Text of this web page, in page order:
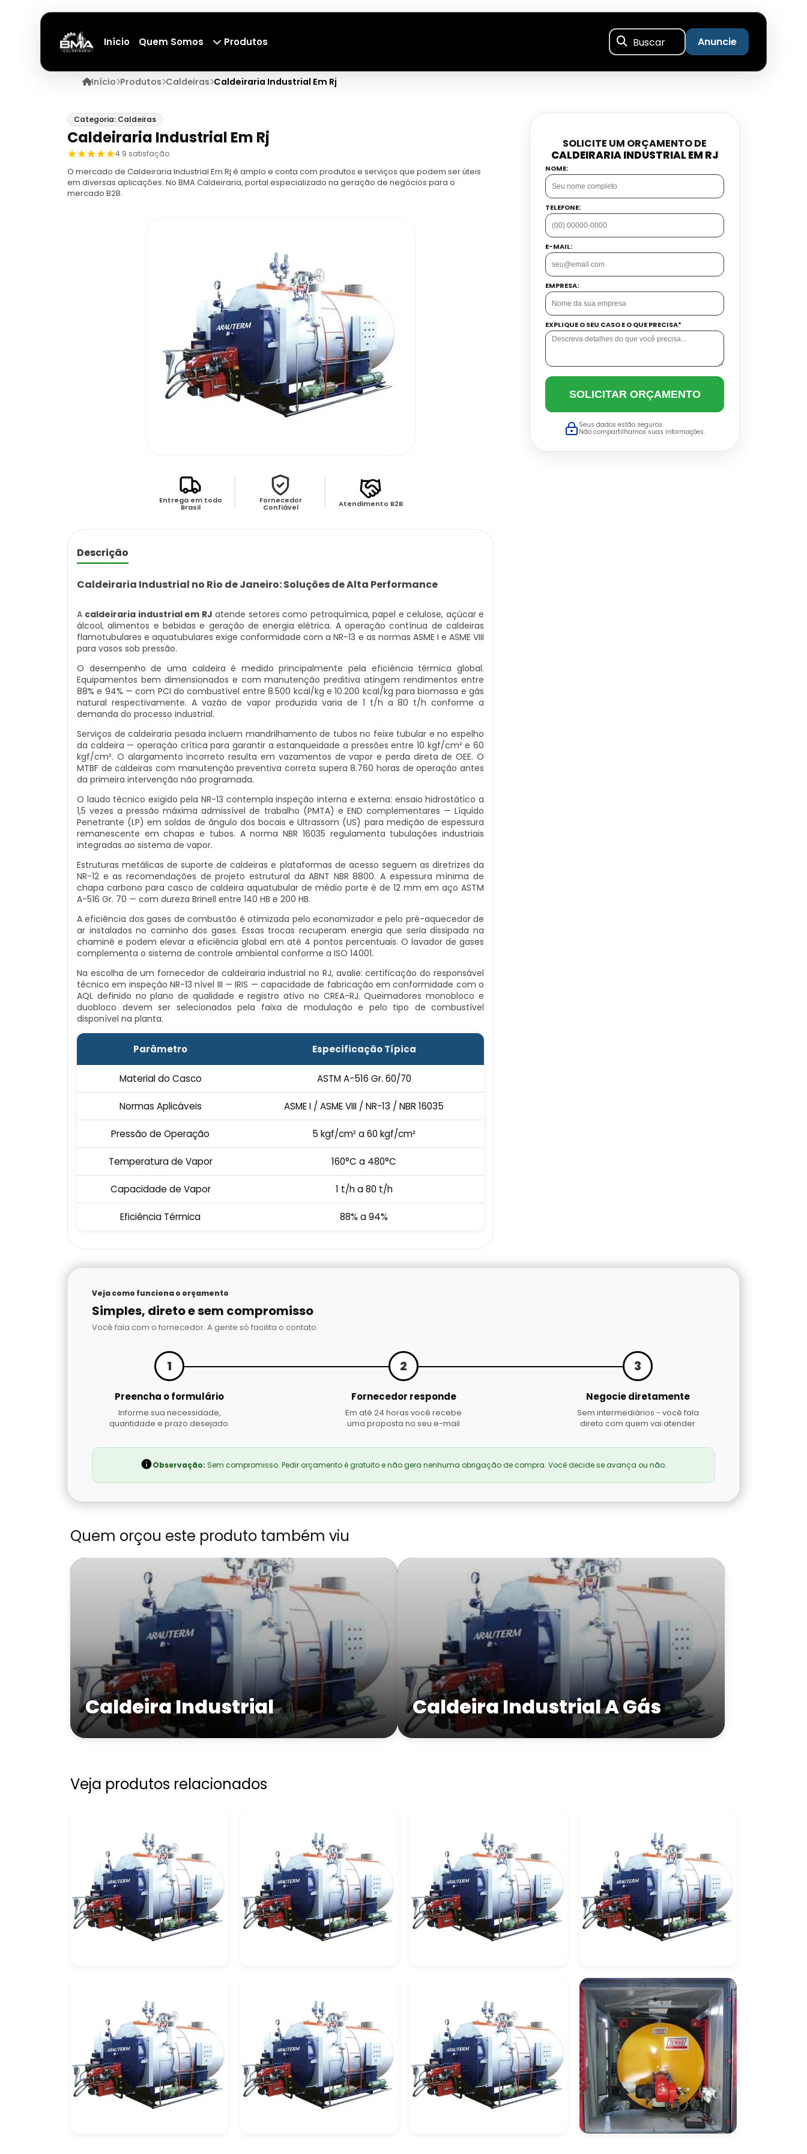
Início Quem Somos Produtos Buscar Anuncie
Início Produtos Caldeiras Caldeiraria Industrial Em Rj
Categoria: Caldeiras
Caldeiraria Industrial Em Rj
4.9 satisfação
O mercado de Caldeiraria Industrial Em Rj é amplo e conta com produtos e serviços que podem ser úteis
em diversas aplicações. No BMA Caldeiraria, portal especializado na geração de negócios para o
mercado B2B.
Entrega em todo
Brasil
Fornecedor
Confiável Atendimento B2B
Descrição
Caldeiraria Industrial no Rio de Janeiro: Soluções de Alta Performance
A caldeiraria industrial em RJ atende setores como petroquímica, papel e celulose, açúcar e
álcool, alimentos e bebidas e geração de energia elétrica. A operação contínua de caldeiras
flamotubulares e aquatubulares exige conformidade com a NR-13 e as normas ASME I e ASME VIII
para vasos sob pressão.
O desempenho de uma caldeira é medido principalmente pela eficiência térmica global.
Equipamentos bem dimensionados e com manutenção preditiva atingem rendimentos entre
88% e 94% — com PCI do combustível entre 8.500 kcal/kg e 10.200 kcal/kg para biomassa e gás
natural respectivamente. A vazão de vapor produzida varia de 1 t/h a 80 t/h conforme a
demanda do processo industrial.
Serviços de caldeiraria pesada incluem mandrilhamento de tubos no feixe tubular e no espelho
da caldeira — operação crítica para garantir a estanqueidade a pressões entre 10 kgf/cm² e 60
kgf/cm². O alargamento incorreto resulta em vazamentos de vapor e perda direta de OEE. O
MTBF de caldeiras com manutenção preventiva correta supera 8.760 horas de operação antes
da primeira intervenção não programada.
O laudo técnico exigido pela NR-13 contempla inspeção interna e externa: ensaio hidrostático a
1,5 vezes a pressão máxima admissível de trabalho (PMTA) e END complementares — Líquido
Penetrante (LP) em soldas de ângulo dos bocais e Ultrassom (US) para medição de espessura
remanescente em chapas e tubos. A norma NBR 16035 regulamenta tubulações industriais
integradas ao sistema de vapor.
Estruturas metálicas de suporte de caldeiras e plataformas de acesso seguem as diretrizes da
NR-12 e as recomendações de projeto estrutural da ABNT NBR 8800. A espessura mínima de
chapa carbono para casco de caldeira aquatubular de médio porte é de 12 mm em aço ASTM
A-516 Gr. 70 — com dureza Brinell entre 140 HB e 200 HB.
A eficiência dos gases de combustão é otimizada pelo economizador e pelo pré-aquecedor de
ar instalados no caminho dos gases. Essas trocas recuperam energia que seria dissipada na
chaminé e podem elevar a eficiência global em até 4 pontos percentuais. O lavador de gases
complementa o sistema de controle ambiental conforme a ISO 14001.
Na escolha de um fornecedor de caldeiraria industrial no RJ, avalie: certificação do responsável
técnico em inspeção NR-13 nível III — IRIS — capacidade de fabricação em conformidade com o
AQL definido no plano de qualidade e registro ativo no CREA-RJ. Queimadores monobloco e
duobloco devem ser selecionados pela faixa de modulação e pelo tipo de combustível
disponível na planta.
Parâmetro Especificação Típica
Material do Casco ASTM A-516 Gr. 60/70
Normas Aplicáveis ASME I / ASME VIII / NR-13 / NBR 16035
Pressão de Operação 5 kgf/cm² a 60 kgf/cm²
Temperatura de Vapor 160°C a 480°C
Capacidade de Vapor 1 t/h a 80 t/h
Eficiência Térmica 88% a 94%
SOLICITE UM ORÇAMENTO DE
CALDEIRARIA INDUSTRIAL EM RJ
NOME:
TELEFONE:
E-MAIL:
EMPRESA:
EXPLIQUE O SEU CASO E O QUE PRECISA*
SOLICITAR ORÇAMENTO
Seus dados estão seguros.
Não compartilhamos suas informações.
Veja como funciona o orçamento
Simples, direto e sem compromisso
Você fala com o fornecedor. A gente só facilita o contato.
1
Preencha o formulário
Informe sua necessidade,
quantidade e prazo desejado.
2
Fornecedor responde
Em até 24 horas você recebe
uma proposta no seu e-mail
3
Negocie diretamente
Sem intermediários - você fala
direto com quem vai atender
Observação: Sem compromisso. Pedir orçamento é gratuito e não gera nenhuma obrigação de compra. Você decide se avança ou não.
Quem orçou este produto também viu
Caldeira Industrial Caldeira Industrial A Gás
Veja produtos relacionados
Recuperação
Recuperação Celulose
Caldeira De
Recuperação De Calor